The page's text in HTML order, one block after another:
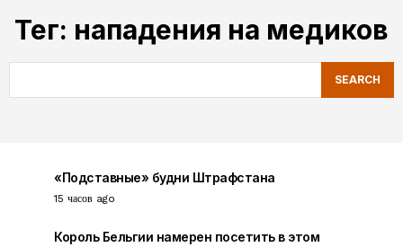
Тег: нападения на медиков
SEARCH
«Подставные» будни Штрафстана
15 часов ago
Король Бельгии намерен посетить в этом